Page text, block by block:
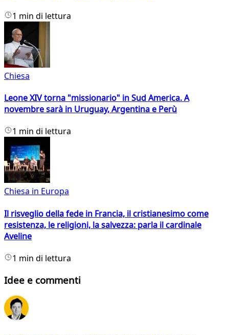
1 min di lettura
Chiesa
Leone XIV torna "missionario" in Sud America. A
novembre sarà in Uruguay, Argentina e Perù
1 min di lettura
Chiesa in Europa
Il risveglio della fede in Francia, il cristianesimo come
resistenza, le religioni, la salvezza: parla il cardinale
Aveline
1 min di lettura
Idee e commenti